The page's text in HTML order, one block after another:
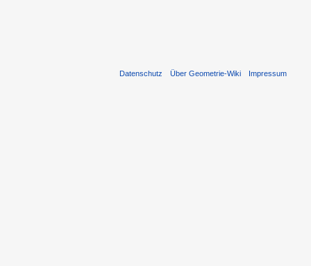
Datenschutz Über Geometrie-Wiki Impressum